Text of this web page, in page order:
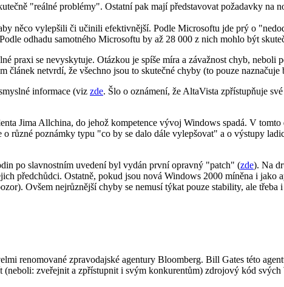
"reálné problémy". Ostatní pak mají představovat požadavky na
něco vylepšili či učinili efektivnější. Podle Microsoftu jde prý o
odhadu samotného Microsoftu by až 28 000 z nich mohlo být
praxi se nevyskytuje. Otázkou je spíše míra a závažnost chyb, neboli
netvrdí, že všechno jsou to skutečné chyby (to pouze
informace (viz zde. Šlo o oznámení, že AltaVista zpřístupňuje
Jima Allchina, do jehož kompetence vývoj Windows spadá. V
různé poznámky typu "co by se dalo dále vylepšovat" a o výstupy
po slavnostním uvedení byl vydán první opravný "patch" (zde). Na
předchůdci. Ostatně, pokud jsou nová Windows 2000 míněna i jako
Ovšem nejrůznější chyby se nemusí týkat pouze stability, ale
renomované zpravodajské agentury Bloomberg. Bill Gates této
zveřejnit a zpřístupnit i svým konkurentům) zdrojový kód